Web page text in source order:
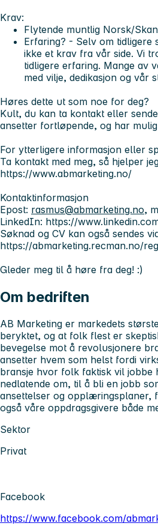
Krav:
Flytende muntlig Norsk/
Erfaring? - Selv om tidligere
ikke et krav fra vår side. Vi
tidligere erfaring. Mange av
med vilje, dedikasjon og vår
Høres dette ut som noe for deg?
Kult, du kan ta kontakt eller
ansetter fortløpende, og har
For ytterligere informasjon eller
Ta kontakt med meg, så hjelper
https://www.abmarketing.no/
Kontaktinformasjon
Epost: rasmus@abmarketing.no,
LinkedIn: https://
Søknad og CV kan også sendes
https://abmarketing.recman.no/
Gleder meg til å høre fra deg! :)
Om bedriften
AB Marketing er markedets
beryktet, og at folk flest er
bevegelse mot å revolusjonere
ansetter hvem som helst fordi
bransje hvor folk faktisk vil
nedlatende om, til å bli en jobb
ansettelser og opplæringsplaner,
også våre oppdragsgivere både
Sektor
Privat
Facebook
https://www.facebook.com/